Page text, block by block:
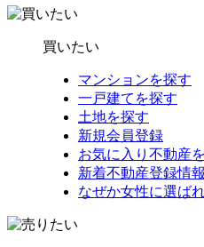
買いたい
マンションを探す
一戸建てを探す
土地を探す
新規会員登録
お気に入り不動産
新着不動産登録情報
なぜか女性に選ば